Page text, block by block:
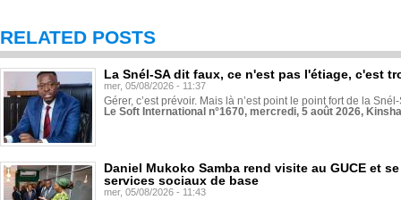
RELATED POSTS
La Snél-SA dit faux, ce n'est pas l'étiage, c'est
mer, 05/08/2026 - 11:37
Gérer, c’est prévoir. Mais là n’est point le point fort de la
Le Soft International n°1670, mercredi, 5 août 2026,
Daniel Mukoko Samba rend visite au GUCE et
services sociaux de base
mer, 05/08/2026 - 11:43